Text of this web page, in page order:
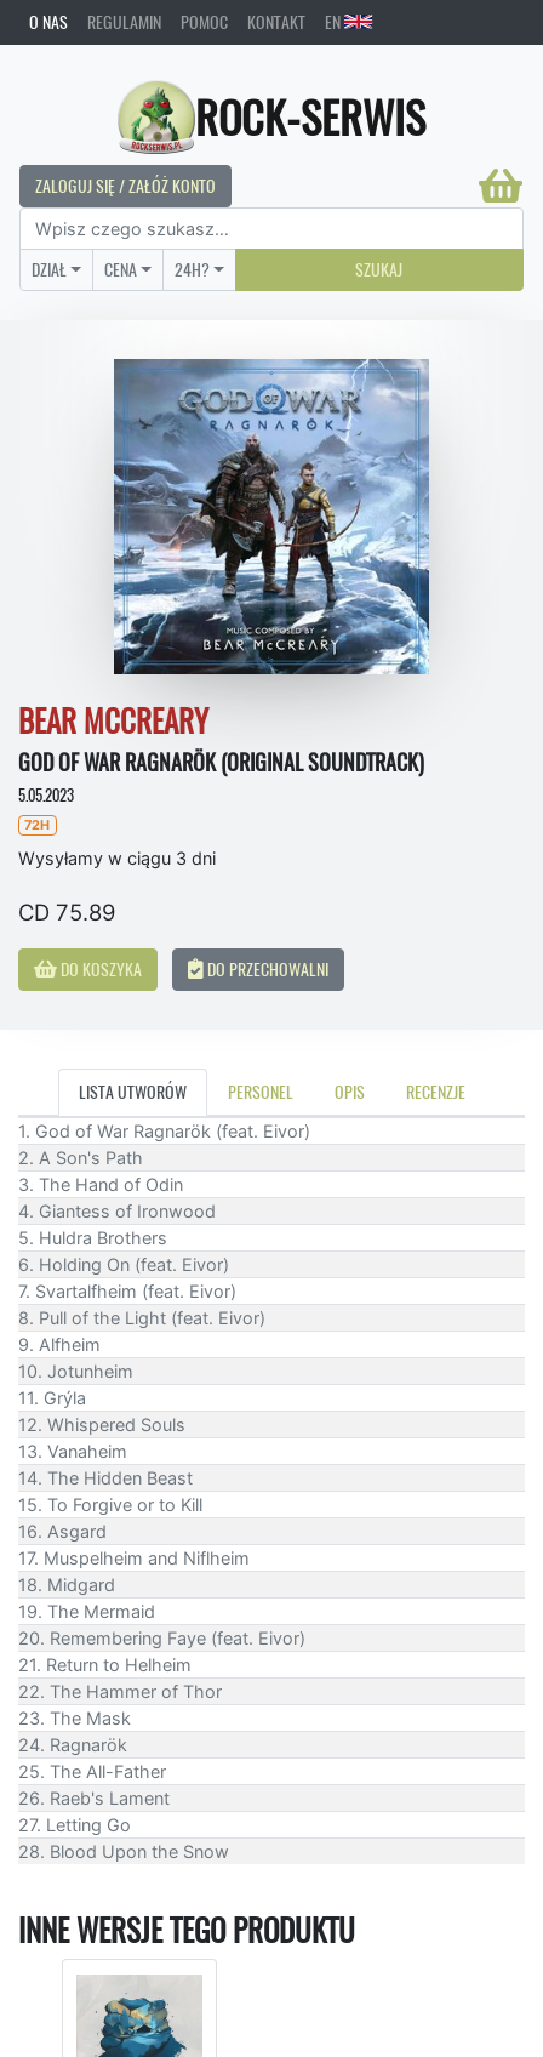
O NAS REGULAMIN POMOC KONTAKT EN
ROCK-SERWIS
ZALOGUJ SIĘ / ZAŁÓŻ KONTO
DZIAŁ CENA 24H? SZUKAJ
BEAR MCCREARY
GOD OF WAR RAGNARÖK (ORIGINAL SOUNDTRACK)
5.05.2023
72H
Wysyłamy w ciągu 3 dni
CD 75.89
DO KOSZYKA DO PRZECHOWALNI
LISTA UTWORÓW PERSONEL OPIS RECENZJE
1. God of War Ragnarök (feat. Eivor)
2. A Son's Path
3. The Hand of Odin
4. Giantess of Ironwood
5. Huldra Brothers
6. Holding On (feat. Eivor)
7. Svartalfheim (feat. Eivor)
8. Pull of the Light (feat. Eivor)
9. Alfheim
10. Jotunheim
11. Grýla
12. Whispered Souls
13. Vanaheim
14. The Hidden Beast
15. To Forgive or to Kill
16. Asgard
17. Muspelheim and Niflheim
18. Midgard
19. The Mermaid
20. Remembering Faye (feat. Eivor)
21. Return to Helheim
22. The Hammer of Thor
23. The Mask
24. Ragnarök
25. The All-Father
26. Raeb's Lament
27. Letting Go
28. Blood Upon the Snow
INNE WERSJE TEGO PRODUKTU